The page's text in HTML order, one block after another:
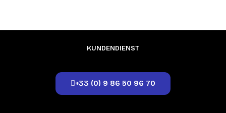
KUNDENDIENST
+33 (0) 9 86 50 96 70